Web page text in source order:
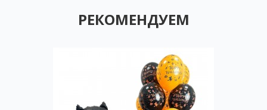
РЕКОМЕНДУЕМ